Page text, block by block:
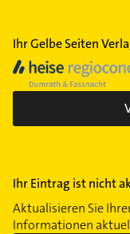
Ihr Gelbe Seiten
Ihr Eintrag ist nicht
Aktualisieren Sie
Informationen